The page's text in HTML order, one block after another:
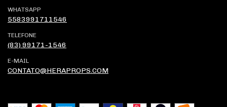
WHATSAPP
5583991711546
TELEFONE
(83) 99171-1546
E-MAIL
CONTATO@HERAPROPS.COM